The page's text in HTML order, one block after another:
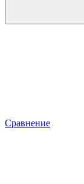
Сравнение